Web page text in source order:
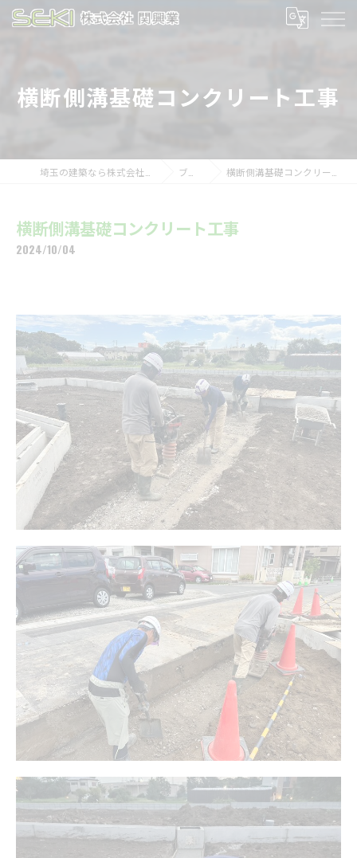
横断側溝基礎コンクリート工事
ブログ 横断側溝基礎コンクリート工事
横断側溝基礎コンクリート工事
2024/10/04